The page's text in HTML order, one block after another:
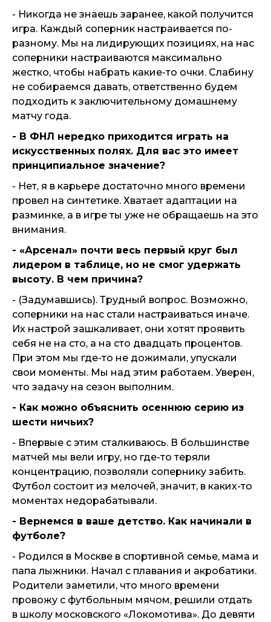
- Никогда не знаешь заранее, какой получится
игра. Каждый соперник настраивается по-
разному. Мы на лидирующих позициях, на нас
соперники настраиваются максимально
жестко, чтобы набрать какие-то очки. Слабину
не собираемся давать, ответственно будем
подходить к заключительному домашнему
матчу года.
- В ФНЛ нередко приходится играть на
искусственных полях. Для вас это имеет
принципиальное значение?
- Нет, я в карьере достаточно много времени
провел на синтетике. Хватает адаптации на
разминке, а в игре ты уже не обращаешь на это
внимания.
- «Арсенал» почти весь первый круг был
лидером в таблице, но не смог удержать
высоту. В чем причина?
- (Задумавшись). Трудный вопрос. Возможно,
соперники на нас стали настраиваться иначе.
Их настрой зашкаливает, они хотят проявить
себя не на сто, а на сто двадцать процентов.
При этом мы где-то не дожимали, упускали
свои моменты. Мы над этим работаем. Уверен,
что задачу на сезон выполним.
- Как можно объяснить осеннюю серию из
шести ничьих?
- Впервые с этим сталкиваюсь. В большинстве
матчей мы вели игру, но где-то теряли
концентрацию, позволяли сопернику забить.
Футбол состоит из мелочей, значит, в каких-то
моментах недорабатывали.
- Вернемся в ваше детство. Как начинали в
футболе?
- Родился в Москве в спортивной семье, мама и
папа лыжники. Начал с плавания и акробатики.
Родители заметили, что много времени
провожу с футбольным мячом, решили отдать
в школу московского «Локомотива». До девяти